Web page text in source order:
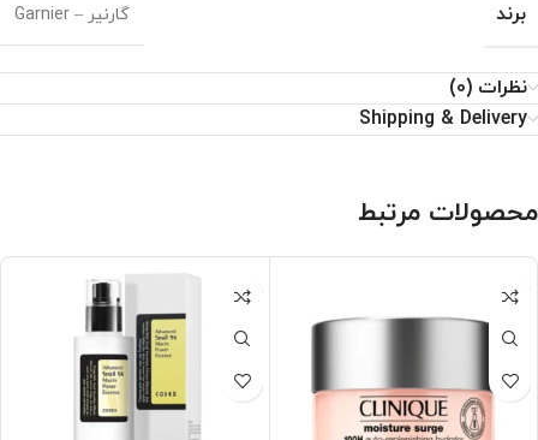
برند گارنیر – Garnier
نظرات (0)
Shipping & Delivery
محصولات مرتبط